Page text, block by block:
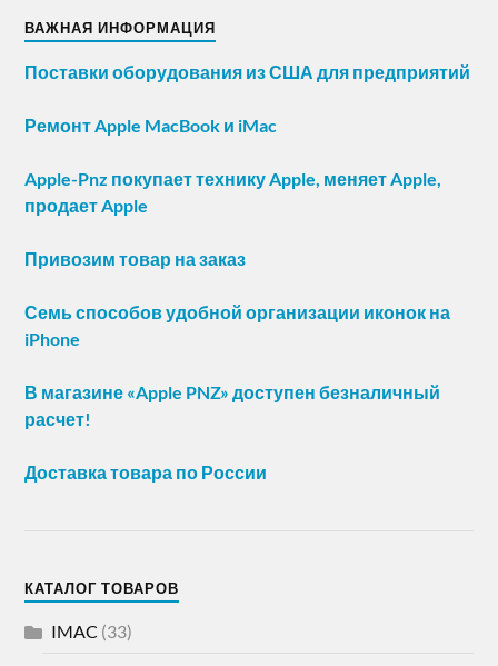
ВАЖНАЯ ИНФОРМАЦИЯ
Поставки оборудования из США для предприятий
Ремонт Apple MacBook и iMac
Apple-Pnz покупает технику Apple, меняет Apple,
продает Apple
Привозим товар на заказ
Семь способов удобной организации иконок на
iPhone
В магазине «Apple PNZ» доступен безналичный
расчет!
Доставка товара по России
КАТАЛОГ ТОВАРОВ
IMAC (33)